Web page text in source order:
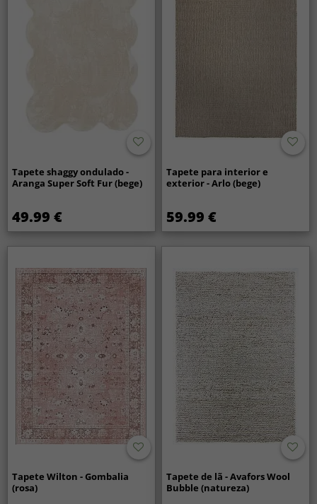
Tapete shaggy ondulado -
Aranga Super Soft Fur (bege)
49.99 €
Tapete para interior e
exterior - Arlo (bege)
59.99 €
Tapete Wilton - Gombalia
(rosa)
Tapete de lã - Avafors Wool
Bubble (natureza)